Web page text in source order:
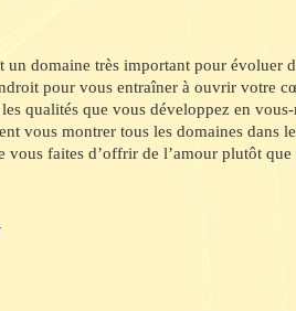
un domaine très important pour évoluer
pour vous entraîner à ouvrir votre
qualités que vous développez en
vous montrer tous les domaines dans
vous faites d’offrir de l’amour plutôt